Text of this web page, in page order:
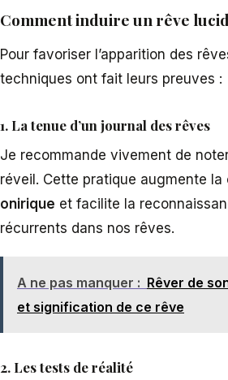
Comment induire un rêve
Pour favoriser l’apparition des
techniques ont fait leurs preuves :
1. La tenue d’un journal des rêves
Je recommande vivement de
réveil. Cette pratique augmente la
onirique et facilite la
récurrents dans nos rêves.
A ne pas manquer : Rêver de
et signification de ce rêve
2. Les tests de réalité